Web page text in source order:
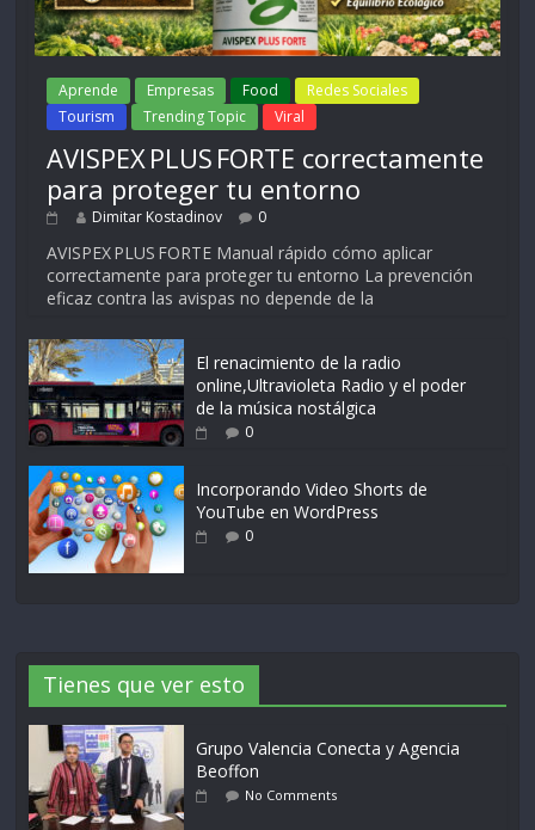
Aprende Empresas Food
Redes Sociales
Tourism
Trending Topic Viral
AVISPEX PLUS FORTE correctamente
para proteger tu entorno
Dimitar Kostadinov 0
AVISPEX PLUS FORTE Manual rápido cómo aplicar
correctamente para proteger tu entorno La prevención
eficaz contra las avispas no depende de la
El renacimiento de la radio
online,Ultravioleta Radio y el poder
de la música nostálgica
0
Incorporando Video Shorts de
YouTube en WordPress
0
Tienes que ver esto
Grupo Valencia Conecta y Agencia
Beoffon
No Comments